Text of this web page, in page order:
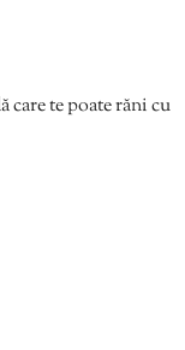
care te poate răni cu